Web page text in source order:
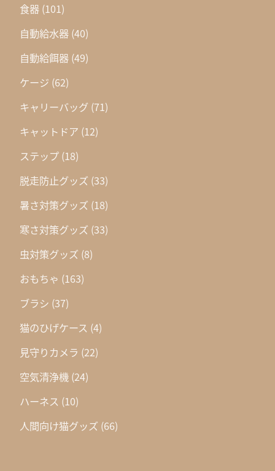
食器 (101)
自動給水器 (40)
自動給餌器 (49)
ケージ (62)
キャリーバッグ (71)
キャットドア (12)
ステップ (18)
脱走防止グッズ (33)
暑さ対策グッズ (18)
寒さ対策グッズ (33)
虫対策グッズ (8)
おもちゃ (163)
ブラシ (37)
猫のひげケース (4)
見守りカメラ (22)
空気清浄機 (24)
ハーネス (10)
人間向け猫グッズ (66)